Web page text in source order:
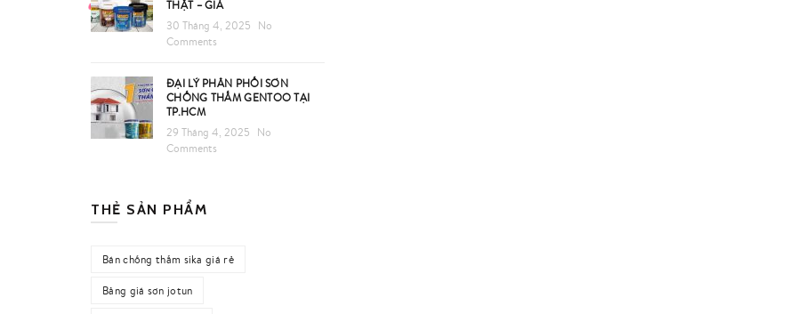
THẬT – GIẢ
30 Tháng 4, 2025
No
Comments
ĐẠI LÝ PHÂN PHỐI SƠN
CHỐNG THẤM GENTOO TẠI
TP.HCM
29 Tháng 4, 2025
No
Comments
THẺ SẢN PHẨM
Bán chống thấm sika giá rẻ
Bảng giá sơn jotun